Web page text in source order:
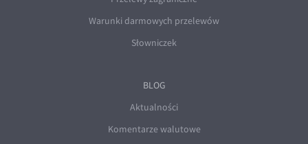
Warunki darmowych przelewów
Słowniczek
BLOG
Aktualności
Komentarze walutowe